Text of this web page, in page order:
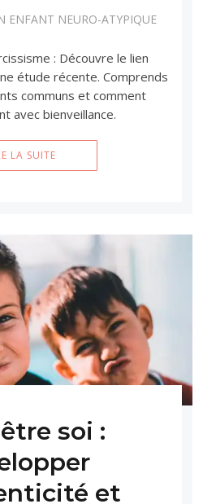
ENFANT NEURO-ATYPIQUE
: Découvre le lien
étude récente. Comprends
communs et comment
avec bienveillance.
LA SUITE
soi :
et